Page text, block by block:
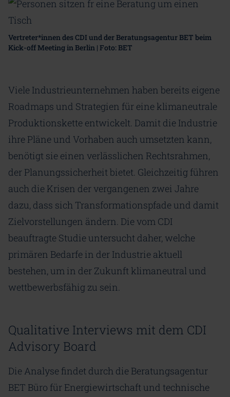
Vertreter*innen des CDI und der Beratungsagentur BET beim
Kick-off Meeting in Berlin | Foto: BET
Viele Industrieunternehmen haben bereits eigene
Roadmaps und Strategien für eine klimaneutrale
Produktionskette entwickelt. Damit die Industrie
ihre Pläne und Vorhaben auch umsetzten kann,
benötigt sie einen verlässlichen Rechtsrahmen,
der Planungssicherheit bietet. Gleichzeitig führen
auch die Krisen der vergangenen zwei Jahre
dazu, dass sich Transformationspfade und damit
Zielvorstellungen ändern. Die vom CDI
beauftragte Studie untersucht daher, welche
primären Bedarfe in der Industrie aktuell
bestehen, um in der Zukunft klimaneutral und
wettbewerbsfähig zu sein.
Qualitative Interviews mit dem CDI
Advisory Board
Die Analyse findet durch die Beratungsagentur
BET Büro für Energiewirtschaft und technische